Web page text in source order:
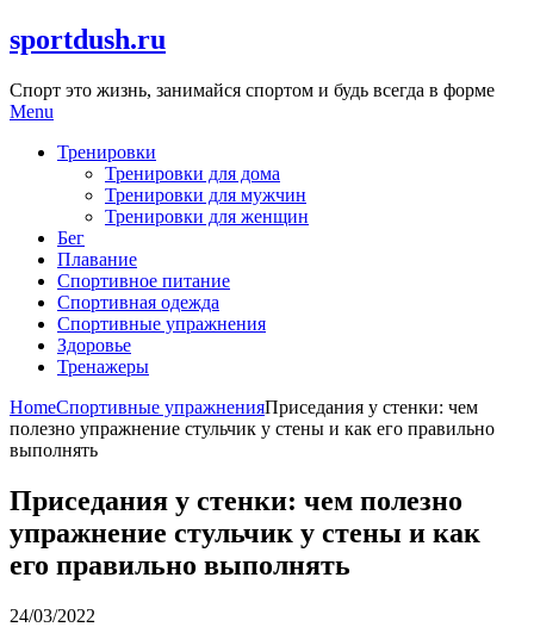
Skip
to
sportdush.ru
Спорт это жизнь, занимайся спортом и будь всегда в форме
Menu
Тренировки
Тренировки для дома
Тренировки для мужчин
Тренировки для женщин
Бег
Плавание
Спортивное питание
Спортивная одежда
Спортивные упражнения
Здоровье
Тренажеры
HomeСпортивные упражненияПриседания у стенки: чем
полезно упражнение стульчик у стены и как его правильно
выполнять
Приседания у стенки: чем полезно
упражнение стульчик у стены и как
его правильно выполнять
24/03/2022